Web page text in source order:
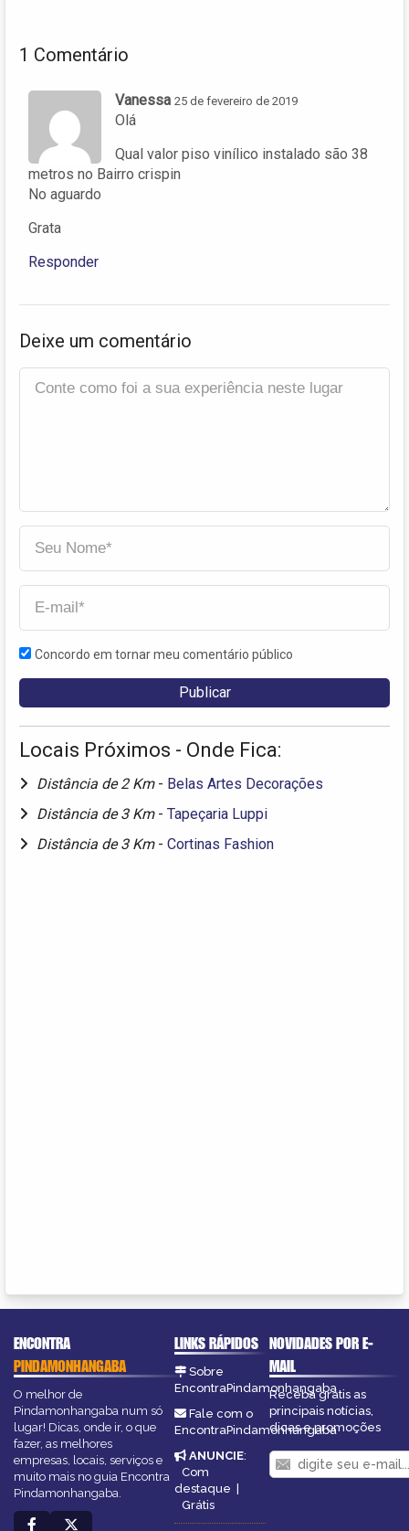
1 Comentário
Vanessa 25 de fevereiro de 2019
Olá
Qual valor piso vinílico instalado são 38
metros no Bairro crispin
No aguardo
Grata
Responder
Deixe um comentário
Concordo em tornar meu comentário público
Locais Próximos - Onde Fica:
Distância de 2 Km - Belas Artes Decorações
Distância de 3 Km - Tapeçaria Luppi
Distância de 3 Km - Cortinas Fashion
ENCONTRA
PINDAMONHANGABA
O melhor de
Pindamonhangaba num só
lugar! Dicas, onde ir, o que
fazer, as melhores
empresas, locais, serviços e
muito mais no guia Encontra
Pindamonhangaba.
LINKS RÁPIDOS
Sobre
EncontraPindamonhangaba
Fale com o
EncontraPindamonhangaba
ANUNCIE:
Com
destaque
Grátis
NOVIDADES POR E-
MAIL
Receba grátis as
principais notícias,
dicas e promoções